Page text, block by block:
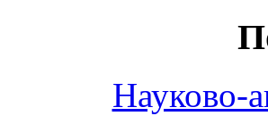
Науково-